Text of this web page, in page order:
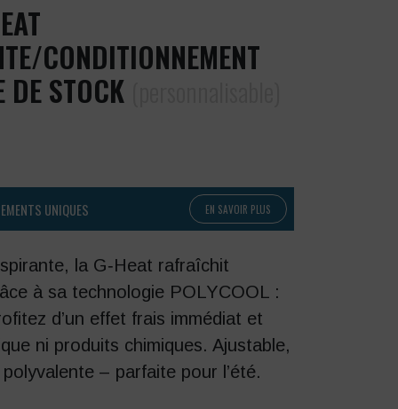
CONDITIONNEMENT
STOCK
UNIQUES EN SAVOIR PLUS
la G‑Heat rafraîchit
à sa technologie POLYCOOL :
d’un effet frais immédiat et
ni produits chimiques. Ajustable,
– parfaite pour l’été.